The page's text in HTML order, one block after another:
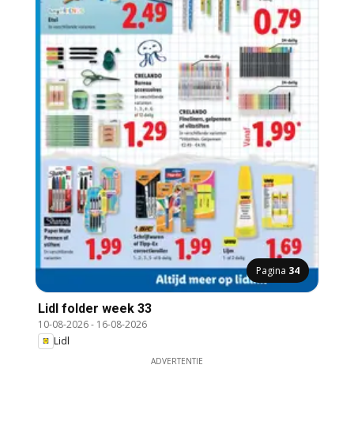
Pagina 34
Lidl folder week 33
10-08-2026- 16-08-2026
Lidl
ADVERTENTIE